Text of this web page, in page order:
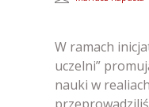
W ramach
uczelni”
nauki w